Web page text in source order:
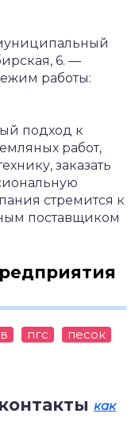
6. —
работы:
подход к
работ,
заказать
стремится к
поставщиком
пгс
песок
как